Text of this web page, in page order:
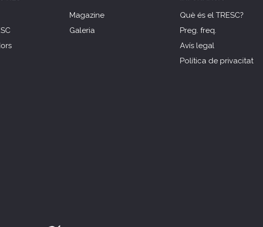
Magazine
Galeria
Què és el TRESC?
Preg. freq.
Avís legal
Política de privacitat